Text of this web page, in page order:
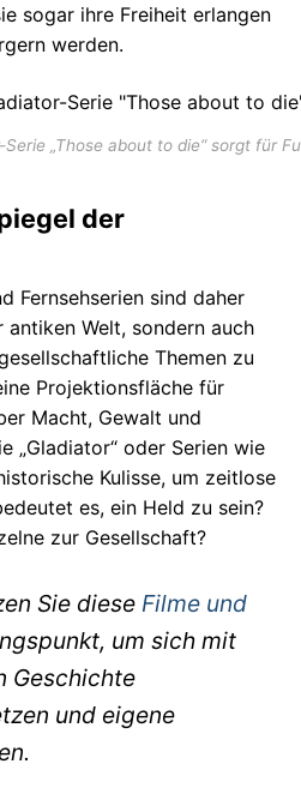
sogar ihre Freiheit erlangen
werden.
„Those about to die“ sorgt für
der
Fernsehserien sind daher
Welt, sondern auch
Themen zu
Projektionsfläche für
Macht, Gewalt und
„Gladiator“ oder Serien wie
Kulisse, um zeitlose
es, ein Held zu sein?
zur Gesellschaft?
Sie diese Filme und
um sich mit
Geschichte
und eigene